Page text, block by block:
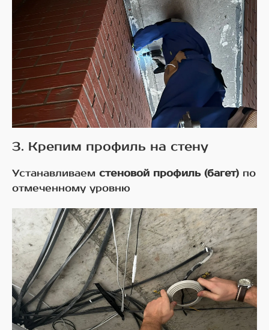
3. Крепим профиль на стену
Устанавливаем стеновой профиль (багет) по
отмеченному уровню